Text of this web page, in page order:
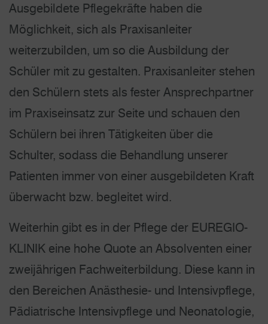
Ausgebildete Pflegekräfte haben die
Möglichkeit, sich als Praxisanleiter
weiterzubilden, um so die Ausbildung der
Schüler mit zu gestalten. Praxis­anleiter stehen
den Schülern stets als fester Ansprechpartner
im Praxiseinsatz zur Seite und schauen den
Schülern bei ihren Tätigkeiten über die
Schulter, sodass die Behandlung unserer
Patienten immer von einer ausge­bildeten Kraft
überwacht bzw. begleitet wird.
Weiterhin gibt es in der Pflege der EUREGIO-
KLINIK eine hohe Quote an Absolventen einer
zweijährigen Fach­weiter­bildung. Diese kann in
den Bereichen Anästhesie- und Intensiv­pflege,
Pädiatrische Intensiv­pflege und Neonatologie,